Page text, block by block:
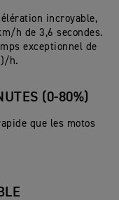
incroyable,
h de 3,6 secondes.
exceptionnel de
h.
(0-80%)
que les motos